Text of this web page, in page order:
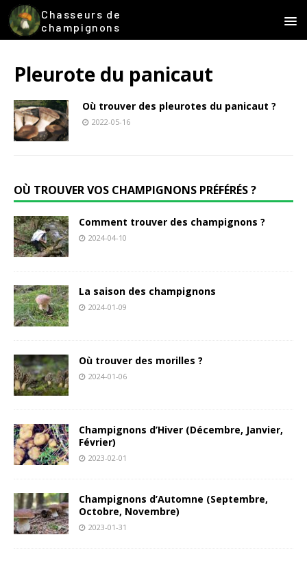
Chasseurs de
champignons
Pleurote du panicaut
Où trouver des pleurotes du panicaut ?
2022-05-16
OÙ TROUVER VOS CHAMPIGNONS PRÉFÉRÉS ?
Comment trouver des champignons ?
2024-04-10
La saison des champignons
2024-01-09
Où trouver des morilles ?
2024-01-06
Champignons d’Hiver (Décembre, Janvier,
Février)
2023-02-01
Champignons d’Automne (Septembre,
Octobre, Novembre)
2023-01-31